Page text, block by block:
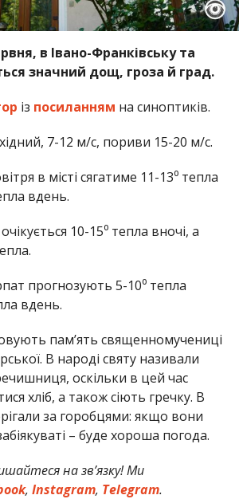
в Івано-Франківську та
значний дощ, гроза й град.
із посиланням на синоптиків.
7-12 м/с, пориви 15-20 м/с.
в місті сягатиме 11-13⁰ тепла
вдень.
10-15⁰ тепла вночі, а
прогнозують 5-10⁰ тепла
вдень.
пам’ять священномучениці
В народі святу називали
оскільки в цей час
хліб, а також сіють гречку. В
за горобцями: якщо вони
– буде хороша погода.
на зв’язку! Ми
, Instagram, Telegram.